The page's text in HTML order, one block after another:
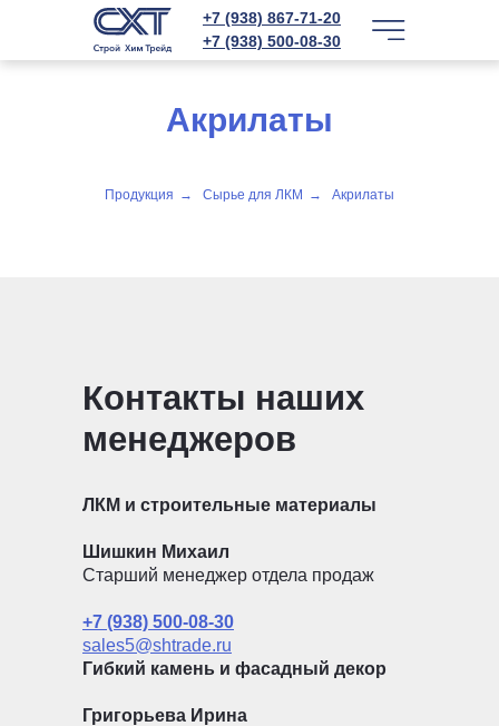
+7 (938) 867-71-20
+7 (938) 500-08-30
Акрилаты
Продукция → Сырье для ЛКМ → Акрилаты
Контакты наших
менеджеров
ЛКМ и строительные материалы
Шишкин Михаил
Старший менеджер отдела продаж
+7 (938) 500-08-30
sales5@shtrade.ru
Гибкий камень и фасадный декор
Григорьева Ирина